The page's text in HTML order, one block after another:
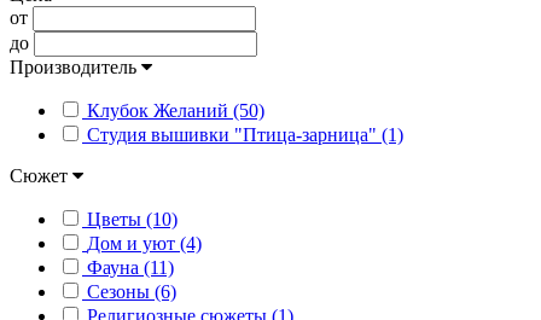
от
до
Производитель
Клубок Желаний (50)
Студия вышивки "Птица-зарница" (1)
Сюжет
Цветы (10)
Дом и уют (4)
Фауна (11)
Сезоны (6)
Религиозные сюжеты (1)